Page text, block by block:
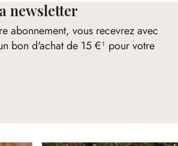
newsletter
abonnement, vous recevrez avec
bon d'achat de 15 €¹ pour votre